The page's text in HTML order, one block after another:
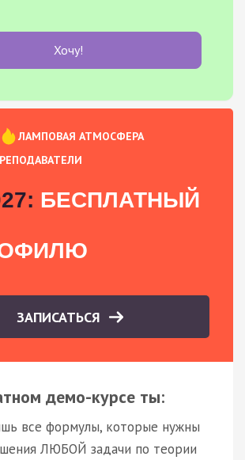
Хочу!
ЛАМПОВАЯ АТМОСФЕРА
БЕСПЛАТНЫЙ
ЗАПИСАТЬСЯ
демо-курсе ты:
все формулы, которые нужны
ЛЮБОЙ задачи по теории